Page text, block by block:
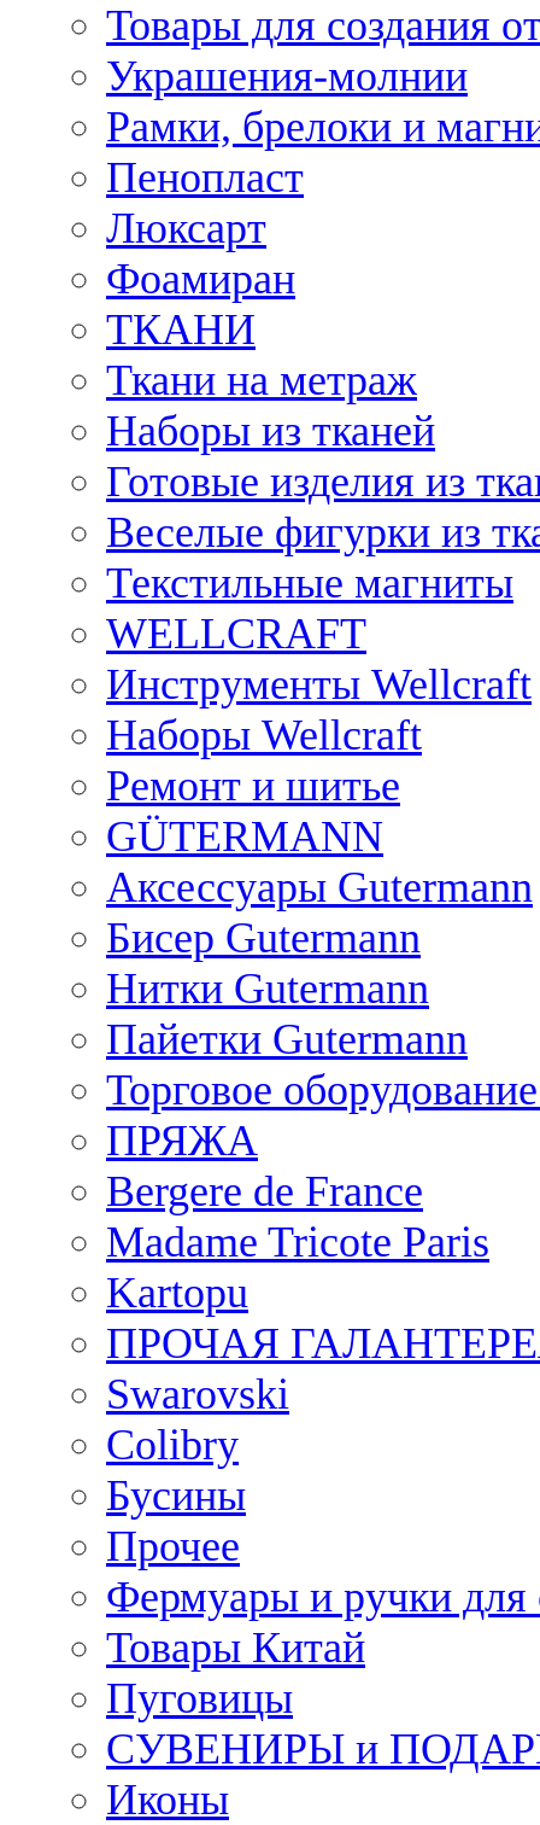
Товары для создания
Украшения-молнии
Рамки, брелоки и
Пенопласт
Люксарт
Фоамиран
ТКАНИ
Ткани на метраж
Наборы из тканей
Готовые изделия из
Веселые фигурки из
Текстильные магниты
WELLCRAFT
Инструменты Wellcraft
Наборы Wellcraft
Ремонт и шитье
GÜTERMANN
Аксессуары Gutermann
Бисер Gutermann
Нитки Gutermann
Пайетки Gutermann
Торговое
ПРЯЖА
Bergere de France
Madame Tricote Paris
Kartopu
ПРОЧАЯ
Swarovski
Colibry
Бусины
Прочее
Фермуары и ручки для
Товары Китай
Пуговицы
СУВЕНИРЫ и
Иконы